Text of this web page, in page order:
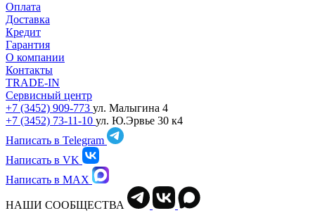
Оплата
Доставка
Кредит
Гарантия
О компании
Контакты
TRADE-IN
Сервисный центр
+7 (3452) 909-773 ул. Малыгина 4
+7 (3452) 73-11-10 ул. Ю.Эрвье 30 к4
Написать в Telegram
Написать в VK
Написать в MAX
НАШИ СООБЩЕСТВА